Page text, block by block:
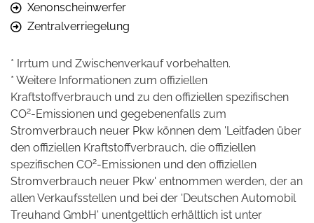
Xenonscheinwerfer
Zentralverriegelung
* Irrtum und Zwischenverkauf vorbehalten.
* Weitere Informationen zum offiziellen
Kraftstoffverbrauch und zu den offiziellen spezifischen
CO2-Emissionen und gegebenenfalls zum
Stromverbrauch neuer Pkw können dem 'Leitfaden über
den offiziellen Kraftstoffverbrauch, die offiziellen
spezifischen CO2-Emissionen und den offiziellen
Stromverbrauch neuer Pkw' entnommen werden, der an
allen Verkaufsstellen und bei der 'Deutschen Automobil
Treuhand GmbH' unentgeltlich erhältlich ist unter